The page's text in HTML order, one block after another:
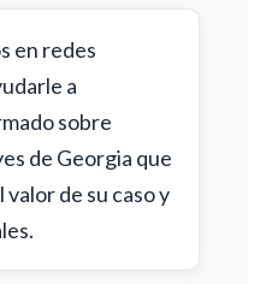
en redes
a
sobre
de Georgia que
de su caso y